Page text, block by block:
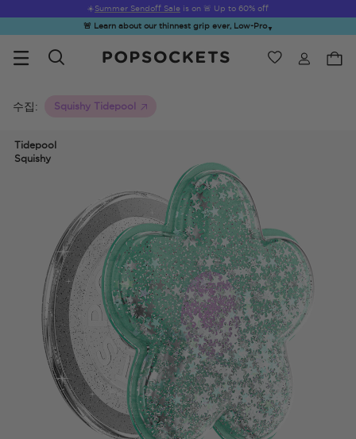
☀️Summer Sendoff Sale is on 🚨 Up to 60% off
🚨 Learn about our thinnest grip ever, Low-Pro▼
위시리스트
Hello Kitty®
and Friends
Sea Spell
수집: Squishy Tidepool
Tidepool
Squishy